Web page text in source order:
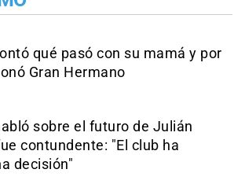
qué pasó con su mamá y por
Gran Hermano
sobre el futuro de Julián
contundente: "El club ha
decisión"